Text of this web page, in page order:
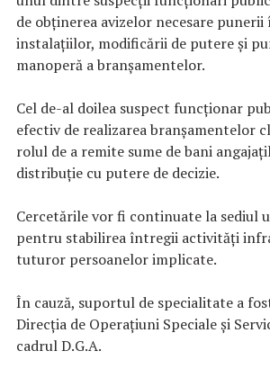
de obţinerea avizelor necesare
instalaţiilor, modificării de putere şi
manoperă a branşamentelor.
Cel de-al doilea suspect funcţionar
efectiv de realizarea branşamentelor
rolul de a remite sume de bani
distribuţie cu putere de decizie.
Cercetările vor fi continuate la sediul
pentru stabilirea întregii activităţi
tuturor persoanelor implicate.
În cauză, suportul de specialitate a
Direcţia de Operaţiuni Speciale şi
cadrul D.G.A.